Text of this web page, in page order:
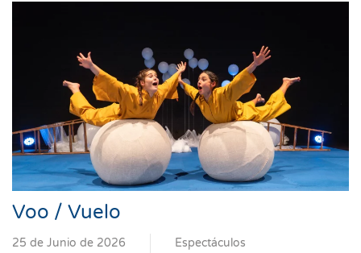
Voo / Vuelo
25 de Junio de 2026 Espectáculos